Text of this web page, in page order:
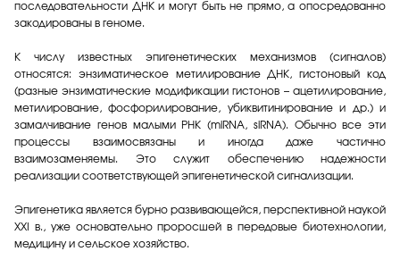
последовательности ДНК и могут быть не прямо, а опосредованно
закодированы в геноме.
К числу известных эпигенетических механизмов (сигналов)
относятся: энзиматическое метилирование ДНК, гистоновый код
(разные энзиматические модификации гистонов – ацетилирование,
метилирование, фосфорилирование, убиквитинирование и др.) и
замалчивание генов малыми РНК (miRNA, siRNA). Обычно все эти
процессы взаимосвязаны и иногда даже частично
взаимозаменяемы. Это служит обеспечению надежности
реализации соответствующей эпигенетической сигнализации.
Эпигенетика является бурно развивающейся, перспективной наукой
XXI в., уже основательно проросшей в передовые биотехнологии,
медицину и сельское хозяйство.